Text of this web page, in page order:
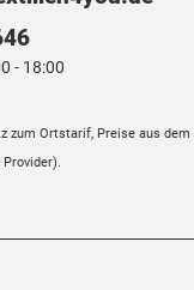
- 18:00
zum Ortstarif, Preise aus